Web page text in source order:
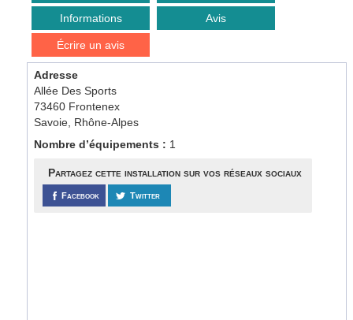
Informations Avis
Écrire un avis
Adresse
Allée Des Sports
73460 Frontenex
Savoie, Rhône-Alpes
Nombre d’équipements : 1
Partagez cette installation sur vos réseaux sociaux
Facebook Twitter